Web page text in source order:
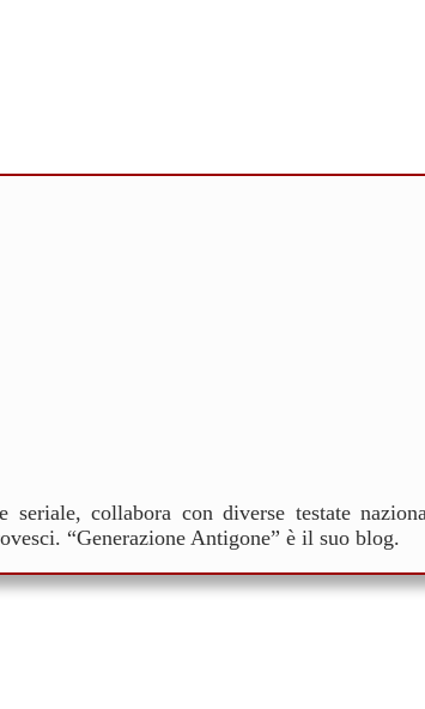
seriale, collabora con diverse testate
“Generazione Antigone” è il suo blog.